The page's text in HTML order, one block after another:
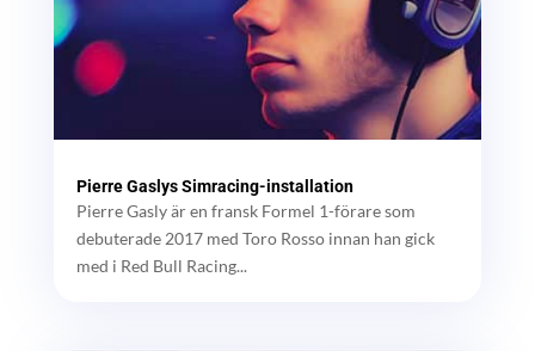
Pierre Gaslys Simracing-installation
Pierre Gasly är en fransk Formel 1-förare som
debuterade 2017 med Toro Rosso innan han gick
med i Red Bull Racing...